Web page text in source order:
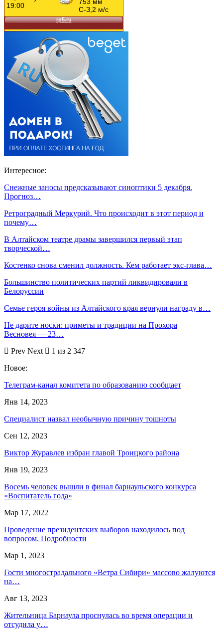
Интересное:
Снежные заносы предсказывают синоптики 5 декабря.
Прогноз…
Ретроградный Меркурий. Что происходит в этот период и
почему…
В Алтайском театре драмы завершился первый этап
творческой…
Костенко снова сменил должность. Кем работает экс-глава…
Большинство политических партий ликвидировали в
Белоруссии
Семье героя войны из Алтайского края вернули награду в…
Не дарите носки: приметы и традиции на Прохора
Весновея — 23…
Prev Next
1 из 2 347
Новое:
Телеграм-канал комитета по образованию сообщает
Янв 14, 2023
Специалист назвал необычную причину тошноты
Сен 12, 2023
Виктор Журавлев избран главой Троицкого района
Янв 19, 2023
Восемь человек вышли в финал барнаульского конкурса
«Воспитатель года»
Мар 17, 2022
Проведение президентских выборов находилось под
вопросом. Подробности
Мар 1, 2023
Гости многострадального «Ветра Сибири» массово жалуются
на…
Авг 13, 2023
Жительница Барнаула проснулась во время операции и
отсудила у…